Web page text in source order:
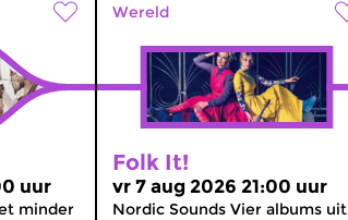
uur
minder
Wereld
Folk It!
vr 7 aug 2026 21:00 uur
Nordic Sounds Vier albums uit